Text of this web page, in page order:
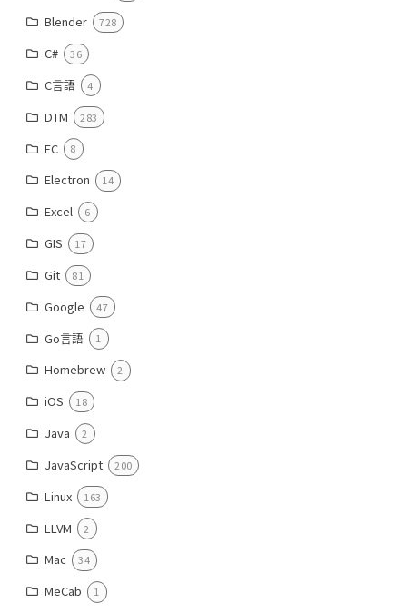
Blender 728
C# 36
C言語 4
DTM 283
EC 8
Electron 14
Excel 6
GIS 17
Git 81
Google 47
Go言語 1
Homebrew 2
iOS 18
Java 2
JavaScript 200
Linux 163
LLVM 2
Mac 34
MeCab 1